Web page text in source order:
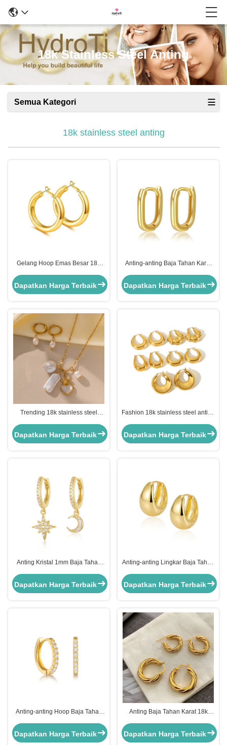
18k Stainless Steel Anting
Semua Kategori
18k stainless steel anting
Gelang Hoop Emas Besar 18K
Anting Hoop Perak Besar
Dapatkan Harga Terbaik
Anting-anting Baja Tahan Karat
anting Hoop Lapis Emas
Dapatkan Harga Terbaik
Trending 18k stainless steel
untuk gadis
Dapatkan Harga Terbaik
Fashion 18k stainless steel anting
emas
Dapatkan Harga Terbaik
Anting Kristal 1mm Baja Tahan
Dapatkan Harga Terbaik
Anting-anting Lingkar Baja Tahan
Perhiasan Ulang Tahun Huggies
Earrings
Dapatkan Harga Terbaik
Anting-anting Hoop Baja Tahan
Dapatkan Harga Terbaik
Anting Baja Tahan Karat 18k
Dapatkan Harga Terbaik